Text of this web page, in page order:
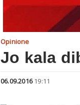
Opinione
Jo kala
06.09.2016 19:11